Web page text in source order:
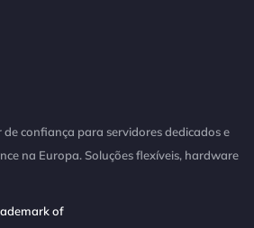
de confiança para servidores dedicados e
na Europa. Soluções flexíveis, hardware
of